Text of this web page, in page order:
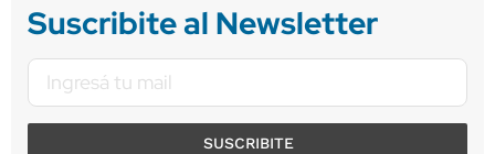
Suscribite al Newsletter
SUSCRIBITE